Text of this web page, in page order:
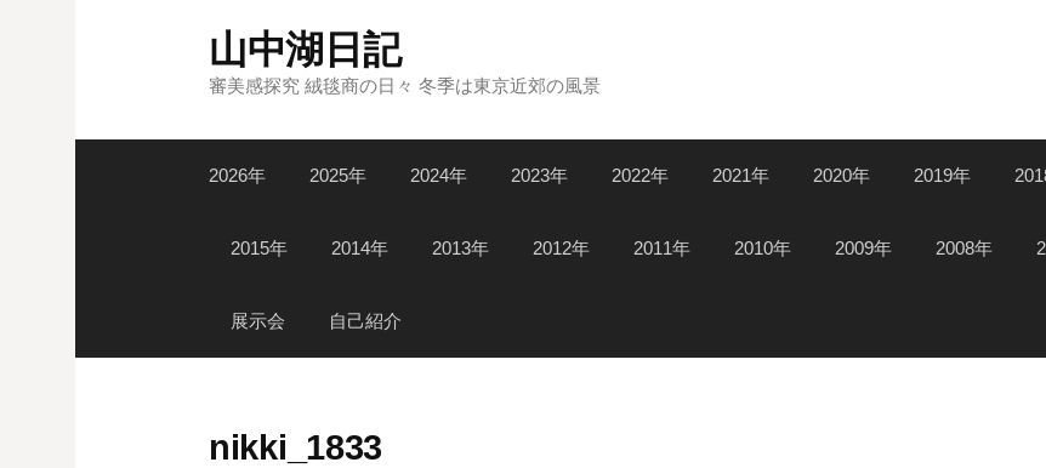
ツ
山中湖日記
審美感探究 絨毯商の日々 冬季は東京近郊の風景
2026年 2025年 2024年 2023年 2022年 2021年 2020年 2019年
2015年 2014年 2013年 2012年 2011年 2010年 2009年 2008年
展示会 自己紹介
nikki_1833